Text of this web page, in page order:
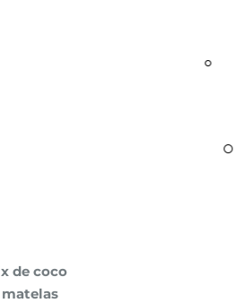
de coco